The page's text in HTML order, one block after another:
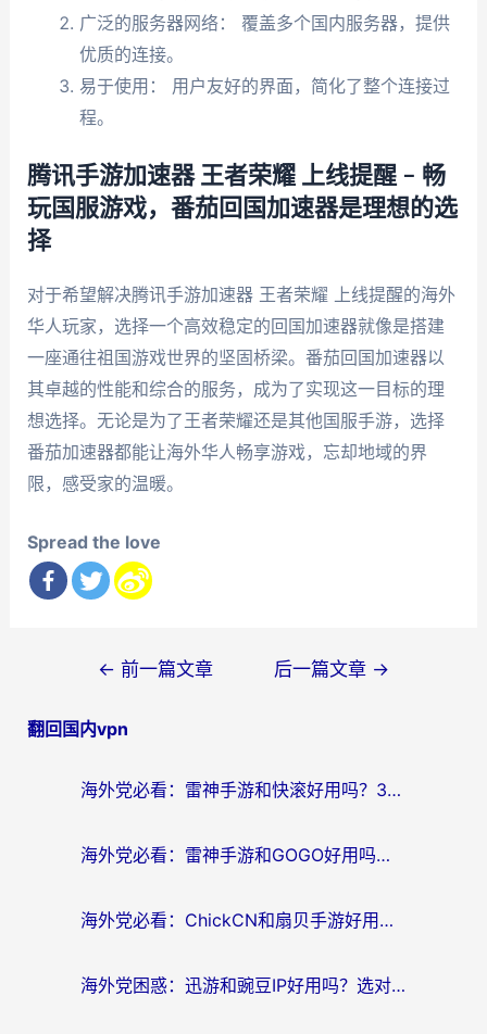
广泛的服务器网络： 覆盖多个国内服务器，提供
优质的连接。
易于使用： 用户友好的界面，简化了整个连接过
程。
腾讯手游加速器 王者荣耀 上线提醒 – 畅
玩国服游戏，番茄回国加速器是理想的选
择
对于希望解决腾讯手游加速器 王者荣耀 上线提醒的海外
华人玩家，选择一个高效稳定的回国加速器就像是搭建
一座通往祖国游戏世界的坚固桥梁。番茄回国加速器以
其卓越的性能和综合的服务，成为了实现这一目标的理
想选择。无论是为了王者荣耀还是其他国服手游，选择
番茄加速器都能让海外华人畅享游戏，忘却地域的界
限，感受家的温暖。
Spread the love
导
← 前一篇文章 后一篇文章 →
翻回国内vpn
海外党必看：雷神手游和快滚好用吗？3步选对回国加速器无缝刷国内资源
海外党必看：雷神手游和GOGO好用吗？3步选对回国加速器，无缝刷剧玩原神
海外党必看：ChickCN和扇贝手游好用吗？3步选对回国加速器无缝刷国内资源
海外党困惑：迅游和豌豆IP好用吗？选对回国加速器，刷剧游戏再也不卡